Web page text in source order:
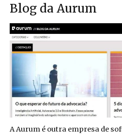
Blog da Aurum
A Aurum é outra empresa de